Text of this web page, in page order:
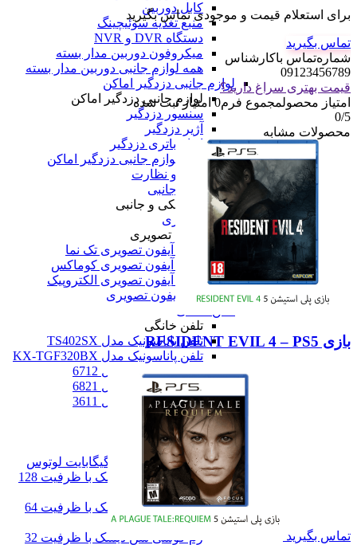
کابل دوربین
منبع تغذیه سوئیچینگ
دستگاه DVR و NVR
میکروفون دوربین مدار بسته
همه لوازم جانبی دوربین مدار بسته
لوازم جانبی دزدگیر اماکن
لوازم جانبی دزدگیر اماکن
سنسور دزدگیر
آژیر دزدگیر
انواع باتری دزدگیر
همه لوازم جانبی دزدگیر اماکن
همه امنیت و نظارت
لوازم الکتریکی و جانبی
لوازم الکتریکی و جانبی
آیفون تصویری
آیفون تصویری
پنل و آیفون تصویری تک نما
پنل و آیفون تصویری کوماکس
پنل و آیفون تصویری الکتروپیک
همه آیفون تصویری
تلفن خانگی
تلفن پاناسونیک مدل TS402SX
تلفن پاناسونیک مدل KX-TGF320BX
تلفن پاناسونیک مدل 6712
تلفن پاناسونیک مدل 6821
تلفن پاناسونیک مدل 3611
همه تلفن خانگی
رم گوشی
رم گوشی
کارت حافظه 256 گیگابایت لوتوس
رم گوشی سن دیسک با ظرفیت 128
گیگ
رم گوشی سن دیسک با ظرفیت 64
گیگ
رم گوشی سن دیسک با ظرفیت 32
برای استعلام قیمت و موجودی تماس بگیرید
تماس بگیرید
شماره‌تماس‌ با‌کارشناس
09123456789
قیمت بهتری سراغ دارید؟
امتیاز محصولمجموع فرم0امتیاز ثبت شده
0/5
محصولات مشابه
بازی RESIDENT EVIL 4 – PS5
تماس بگیرید